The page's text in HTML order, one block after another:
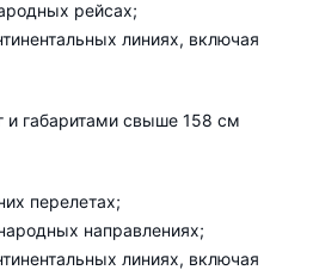
рейсах;
линиях, включая
и габаритами свыше 158 см
перелетах;
направлениях;
линиях, включая